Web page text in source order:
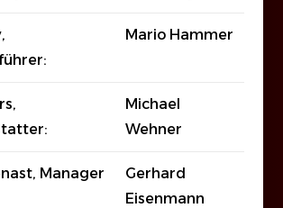
Mario Hammer
Michael
Wehner
Manager
Gerhard
Eisenmann